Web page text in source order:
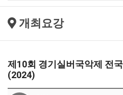
출력할 최신글이 없습니다.
개최요강
제10회 경기실버국악제 전
(2024)